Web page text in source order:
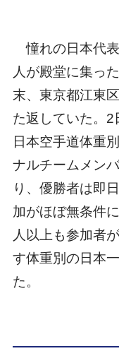
憧れの日本代
人が殿堂に集っ
末、東京都江東
た返していた。2
日本空手道体重
ナルチームメン
り、優勝者は即
加がほぼ無条件
人以上も参加者
す体重別の日本
た。